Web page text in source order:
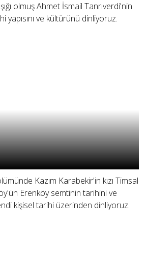
olmuş Ahmet İsmail Tanrıverdi'nin
yapısını ve kültürünü dinliyoruz.
Kazım Karabekir'in kızı Timsal
Erenköy semtinin tarihini ve
kişisel tarihi üzerinden dinliyoruz.